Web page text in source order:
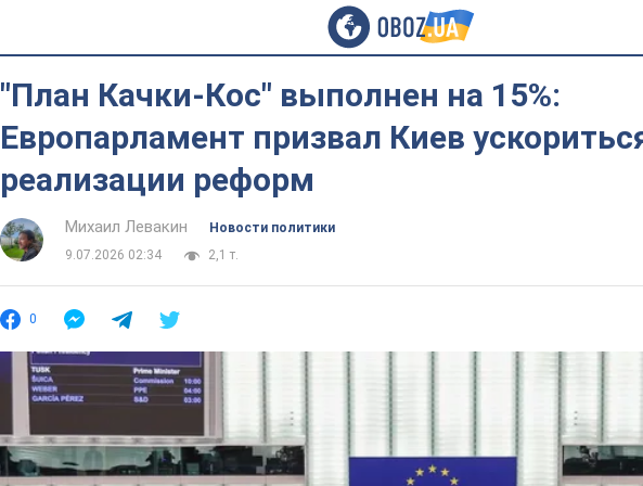
"План Качки-Кос" выполнен на 15%:
Европарламент призвал Киев
реализации реформ
Михаил Левакин
Новости политики
9.07.2026 02:34
2,1 т.
0